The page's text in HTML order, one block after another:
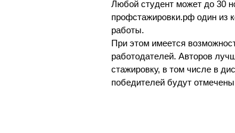
Любой студент может до 30
профстажировки.рф один из
работы.
При этом имеется
работодателей. Авторов
стажировку, в том числе в
победителей будут